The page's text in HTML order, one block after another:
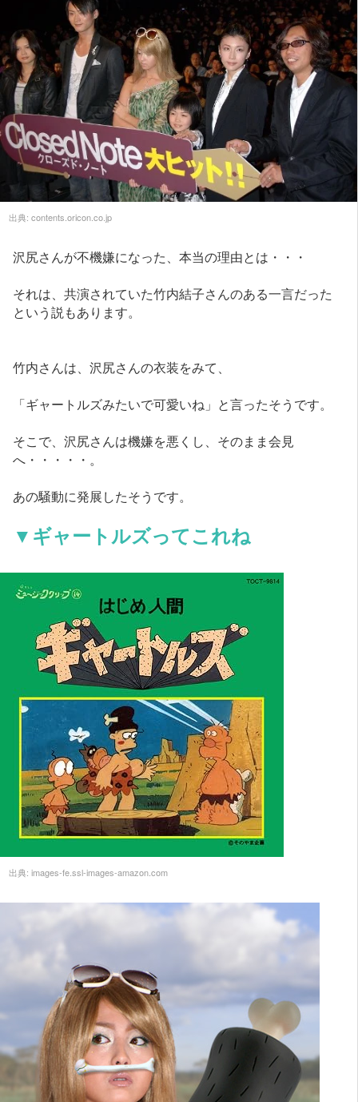
出典: contents.oricon.co.jp
沢尻さんが不機嫌になった、本当の理由とは・・・
それは、共演されていた竹内結子さんのある一言だった
という説もあります。
竹内さんは、沢尻さんの衣装をみて、
「ギャートルズみたいで可愛いね」と言ったそうです。
そこで、沢尻さんは機嫌を悪くし、そのまま会見
へ・・・・・。
あの騒動に発展したそうです。
▼ギャートルズってこれね
出典: images-fe.ssl-images-amazon.com